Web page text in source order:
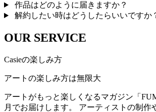
作品はどのように届きますか？
解約したい時はどうしたらいいですか
OUR SERVICE
Casieの楽しみ方
アートの楽しみ方は無限大
アートがもっと楽しくなるマガジン「
月でお届けします。 アーティストの制作